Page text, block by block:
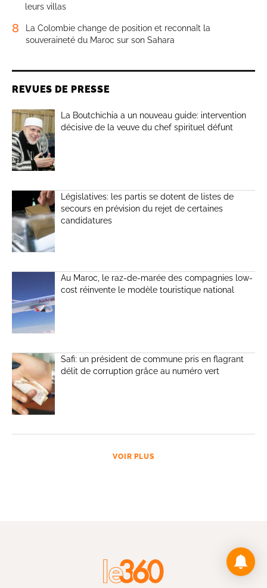
leurs villas
8
La Colombie change de position et reconnaît la
souveraineté du Maroc sur son Sahara
REVUES DE PRESSE
La Boutchichia a un nouveau guide: intervention
décisive de la veuve du chef spirituel défunt
Législatives: les partis se dotent de listes de
secours en prévision du rejet de certaines
candidatures
Au Maroc, le raz-de-marée des compagnies low-
cost réinvente le modèle touristique national
Safi: un président de commune pris en flagrant
délit de corruption grâce au numéro vert
VOIR PLUS